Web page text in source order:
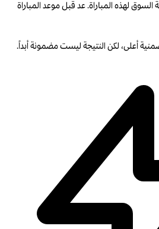
السوق لهذه المباراة. عد قبل موعد المباراة
أعلى، لكن النتيجة ليست مضمونة أبداً.